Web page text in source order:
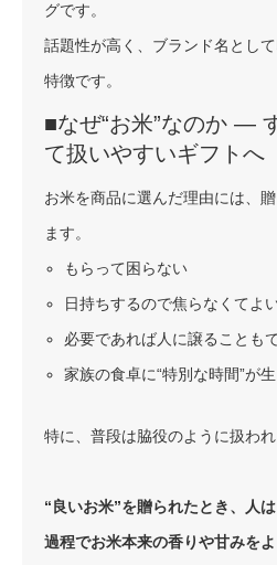
グです。
話題性が高く、ブランド名とし
特徴です。
■なぜ“お米”なのか ―
て扱いやすいギフトへ
お米を商品に選んだ理由には、
ます。
もらって困らない
日持ちするので焦らなくてよ
必要であれば人に譲ることも
家族の食卓に“特別な時間”が
特に、普段は脇役のように扱われ
“良いお米”を贈られたとき、人
過程でお米本来の香りや甘みを